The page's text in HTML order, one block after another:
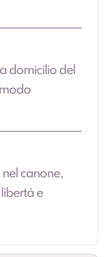
domicilio del
canone,
e